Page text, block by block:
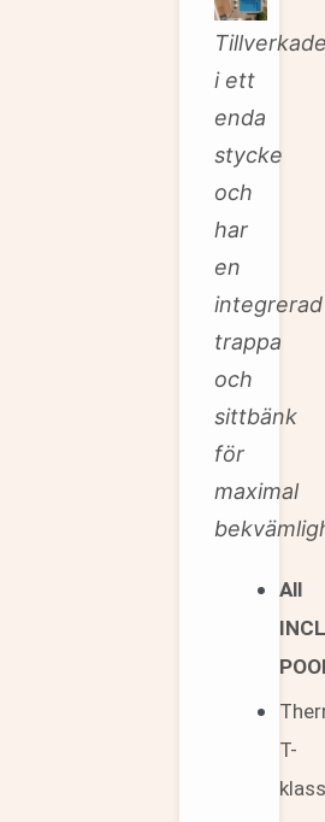
i ett
enda
stycke
och
har
en
integrerad
trappa
och
sittbänk
för
maximal
All
T-